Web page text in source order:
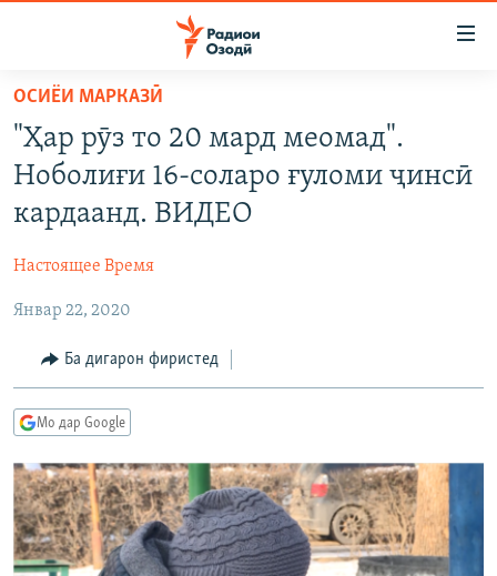
Ҷаҳиш
мояи
аслӣ
ба
феҳристи
Ҷаҳиш
ҷустор
ГӮШАҲО
СИЁСАТ
ҚАЗИЯИ "КРОКУС"
ОСИЁИ МАРКАЗӢ
ФАРҲАНГ
ВАРЗИШ
ГАПИ ОЗОД
РӮЗГОРИ МУҲОҶИР
ТАҲҚИҚОТ
ҶАНГ ДАР УКРАИНА
НАЗАРИ МАРДУМ
ОЗОДӢ ОНЛАЙН
ВИДЕО
НИГОРИСТОН
ГУЗОРИШҲОИ РАДИОӢ
РӮЙХАТҲО
КИТОБҲОИ ОЗОДӢ
Русский
ОСИЁИ МАРКАЗӢ
"Ҳар рӯз то 20 мард меомад".
Ноболиғи 16-соларо ғуломи ҷинсӣ
кардаанд. ВИДЕО
Настоящее Время
Январ 22, 2020
Ба дигарон фиристед
Мо дар Google